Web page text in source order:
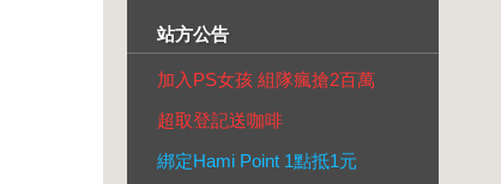
站方公告
加入PS女孩 組隊瘋搶2百萬
超取登記送咖啡
綁定Hami Point 1點抵1元